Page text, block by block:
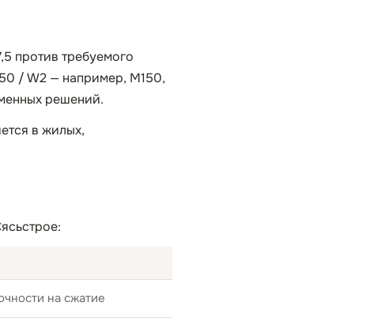
против требуемого
/ W2 — например, М150,
решений.
в жилых,
на сжатие